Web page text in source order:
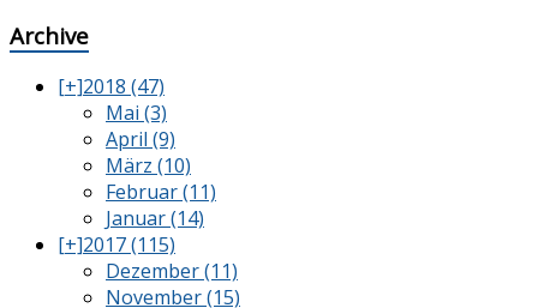
Archive
[+]2018 (47)
Mai (3)
April (9)
März (10)
Februar (11)
Januar (14)
[+]2017 (115)
Dezember (11)
November (15)